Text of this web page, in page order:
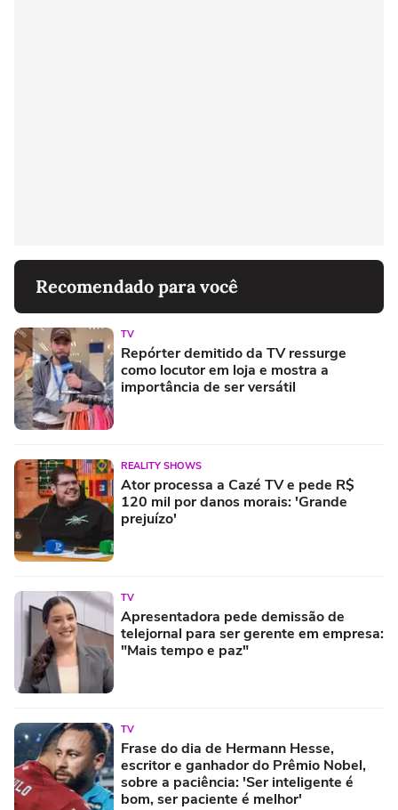
Recomendado para você
TV
Repórter demitido da TV ressurge
como locutor em loja e mostra a
importância de ser versátil
REALITY SHOWS
Ator processa a Cazé TV e pede R$
120 mil por danos morais: 'Grande
prejuízo'
TV
Apresentadora pede demissão de
telejornal para ser gerente em empresa:
"Mais tempo e paz"
TV
Frase do dia de Hermann Hesse,
escritor e ganhador do Prêmio Nobel,
sobre a paciência: 'Ser inteligente é
bom, ser paciente é melhor'